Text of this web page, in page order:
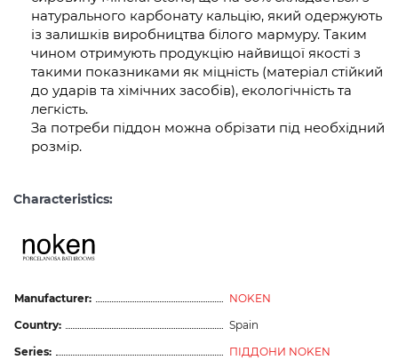
натурального карбонату кальцію, який одержують
із залишків виробництва білого мармуру. Таким
чином отримують продукцію найвищої якості з
такими показниками як міцність (матеріал стійкий
до ударів та хімічних засобів), екологічність та
легкість.
За потреби піддон можна обрізати під необхідний
розмір.
Characteristics:
Manufacturer:
NOKEN
Country:
Spain
Series:
ПІДДОНИ NOKEN